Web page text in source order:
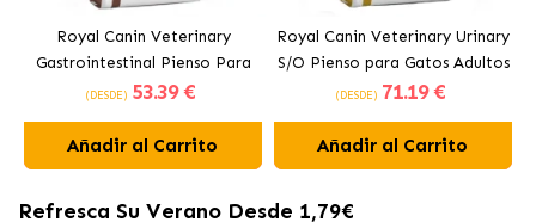
Royal Canin Veterinary
Gastrointestinal Pienso Para
Gatos Adultos
(DESDE) 53.39 €
Añadir al Carrito
Royal Canin Veterinary Urinary
S/O Pienso para Gatos Adultos
(DESDE) 71.19 €
Añadir al Carrito
Refresca Su Verano Desde 1,79€